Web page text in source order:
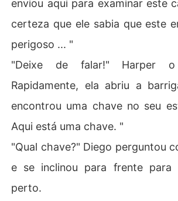
enviou aqui para examinar este
certeza que ele sabia que este
perigoso ... "
"Deixe de falar!" Harper o
Rapidamente, ela abriu a
encontrou uma chave no seu
Aqui está uma chave. "
"Qual chave?" Diego perguntou
e se inclinou para frente para
perto.